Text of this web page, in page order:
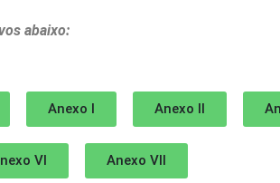
abaixo:
Anexo I Anexo II
VI Anexo VII